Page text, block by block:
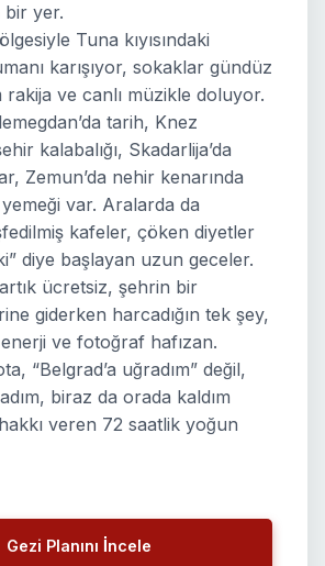
bir yer.
Tuna kıyısındaki
karışıyor, sokaklar gündüz
ve canlı müzikle doluyor.
tarih, Knez
kalabalığı, Skadarlija’da
Zemun’da nehir kenarında
var. Aralarda da
kafeler, çöken diyetler
diye başlayan uzun geceler.
ücretsiz, şehrin bir
giderken harcadığın tek şey,
ve fotoğraf hafızan.
“Belgrad’a uğradım” değil,
biraz da orada kaldım
veren 72 saatlik yoğun
Gezi Planını İncele